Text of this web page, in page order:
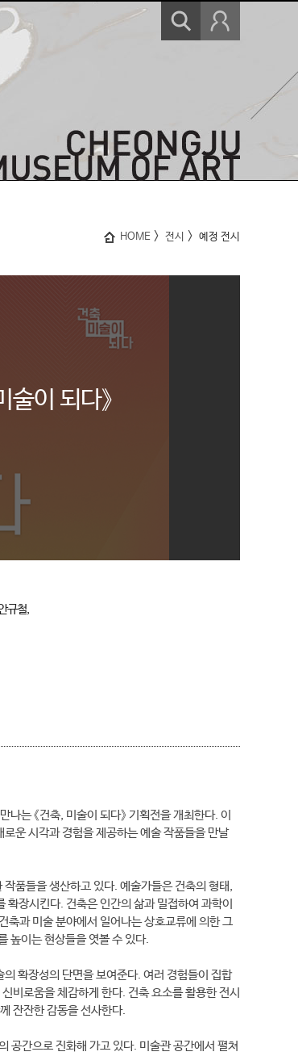
HOME > 전시 > 예정 전시
이 되다》
규철,
는 《건축, 미술이 되다》 기획전을 개최한다. 이
운 시각과 경험을 제공하는 예술 작품들을 만날
품들을 생산하고 있다. 예술가들은 건축의 형태,
장시킨다. 건축은 인간의 삶과 밀접하여 과학이
축과 미술 분야에서 일어나는 상호교류에 의한 그
높이는 현상들을 엿볼 수 있다.
확장성의 단면을 보여준다. 여러 경험들이 집합
비로움을 체감하게 한다. 건축 요소를 활용한 전시
잔잔한 감동을 선사한다.
공간으로 진화해 가고 있다. 미술관 공간에서 펼쳐